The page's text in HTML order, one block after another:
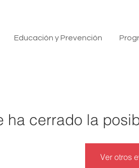
Educación y Prevención
ha cerrado la
Ver otros